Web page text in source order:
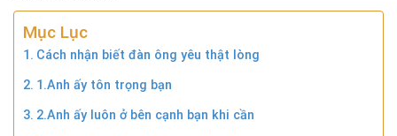
Mục Lục
Cách nhận biết đàn ông yêu thật lòng
1.Anh ấy tôn trọng bạn
2.Anh ấy luôn ở bên cạnh bạn khi cần